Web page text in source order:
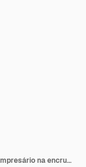
Escolha difícil para continuar o caminho Empresário na encruzilhada vida alternativa personagem de duas estradas opostas tomando decisões certas e erradas formas difíceis conceito de vetor